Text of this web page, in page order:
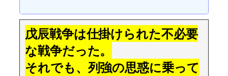
戊辰戦争は仕掛けられた不必要
な戦争だった。
それでも、列強の思惑に乗って